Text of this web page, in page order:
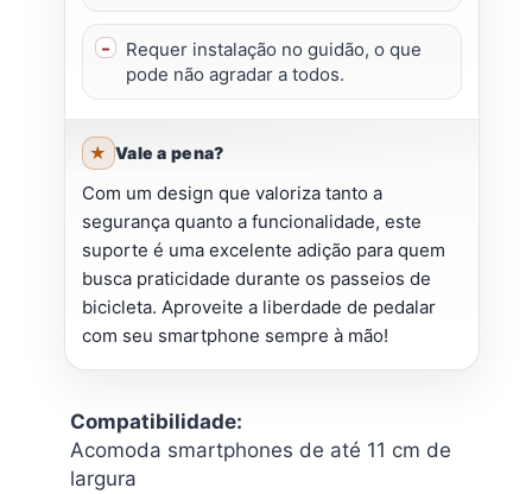
Requer instalação no guidão, o que
pode não agradar a todos.
Vale a pena?
Com um design que valoriza tanto a
segurança quanto a funcionalidade, este
suporte é uma excelente adição para quem
busca praticidade durante os passeios de
bicicleta. Aproveite a liberdade de pedalar
com seu smartphone sempre à mão!
Compatibilidade:
Acomoda smartphones de até 11 cm de
largura